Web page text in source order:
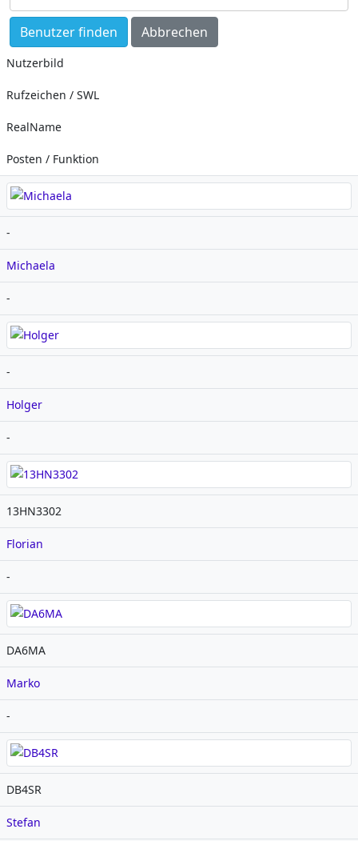
Nutzerbild
Rufzeichen / SWL
RealName
Posten / Funktion
-
Michaela
-
-
Holger
-
13HN3302
Florian
-
DA6MA
Marko
-
DB4SR
Stefan